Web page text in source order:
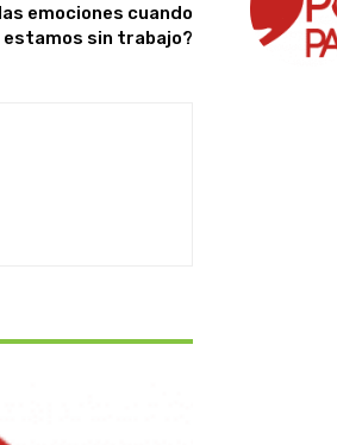
emociones cuando
estamos sin trabajo?